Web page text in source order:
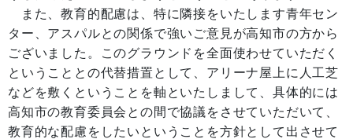
また、教育的配慮は、特に隣接をいたします青年セン
ター、アスパルとの関係で強いご意見が高知市の方から
ございました。このグラウンドを全面使わせていただく
ということとの代替措置として、アリーナ屋上に人工芝
などを敷くということを軸といたしまして、具体的には
高知市の教育委員会との間で協議をさせていただいて、
教育的な配慮をしたいということを方針として出させて